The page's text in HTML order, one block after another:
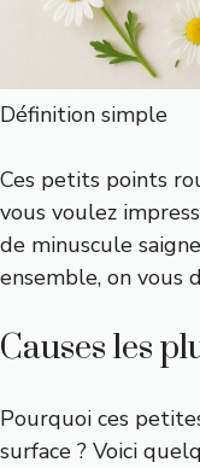
Définition simple
Ces petits points
vous voulez
de minuscule
ensemble, on vous
Causes les
Pourquoi ces
surface ? Voici